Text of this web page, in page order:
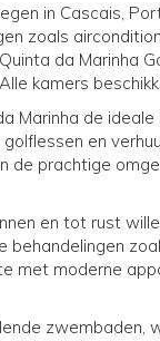
in Cascais,
zoals
da Marinha
kamers
Marinha de
en
de prachtige
en tot rust
met moderne
zwembaden,